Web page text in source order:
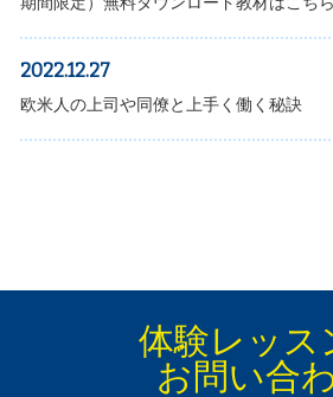
2022.12.27
欧米人の上司や同僚と上手く働く秘訣
体験レッス
お問い合